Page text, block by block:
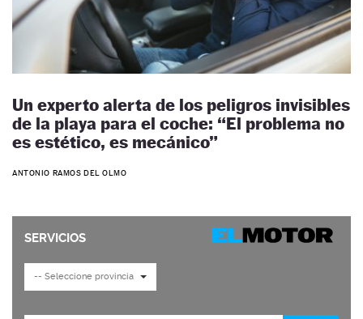
Un experto alerta de los peligros invisibles
de la playa para el coche: “El problema no
es estético, es mecánico”
ANTONIO RAMOS DEL OLMO